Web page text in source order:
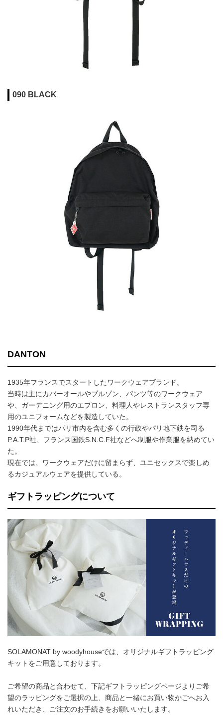
090 BLACK
DANTON
1935年フランスでスタートしたワークウェアブランド。
当時は主にカバーオールやブルゾン、パンツ等のワークウェア
や、ガーデニング用のエプロン、料理人やレストランスタッフ専
用のユニフォームなどを製造していた。
1990年代まではパリ市内を含む多くの行政やパリ地下鉄を司る
P.A.T.P社、フランス国鉄S.N.C.F社などへ制服や作業服を納めてい
た。
現在では、ワークウェアだけに留まらず、ユニセックスで楽しめ
るカジュアルウェアを提供している。
ギフトラッピングについて
SOLAMONAT by woodyhouseでは、オリジナルギフトラッピング
キットをご用意しております。
ご希望の商品と合わせて、下記ギフトラッピングページよりご希
望のラッピングをご選択の上、商品と一緒にお買い物かごへお入
れいただき、ご注文のお手続きをお願いいたします。